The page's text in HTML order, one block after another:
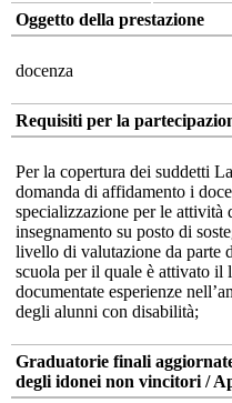
Oggetto della prestazione
docenza
Requisiti per la
Per la copertura dei suddetti
domanda di affidamento i
specializzazione per le attività
insegnamento su posto di
livello di valutazione da parte
scuola per il quale è attivato il
documentate esperienze
degli alunni con disabilità;
Graduatorie finali
degli idonei non vincitori /